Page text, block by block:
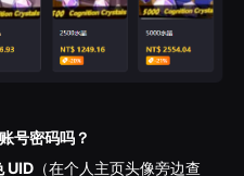
号密码吗？
UID（在个人主页头像旁边查